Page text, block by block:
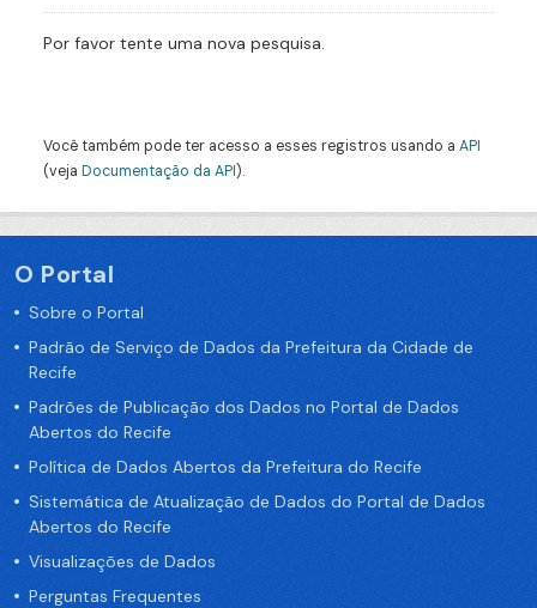
Por favor tente uma nova pesquisa.
Você também pode ter acesso a esses registros usando a API
(veja Documentação da API).
O Portal
Sobre o Portal
Padrão de Serviço de Dados da Prefeitura da Cidade de
Recife
Padrões de Publicação dos Dados no Portal de Dados
Abertos do Recife
Política de Dados Abertos da Prefeitura do Recife
Sistemática de Atualização de Dados do Portal de Dados
Abertos do Recife
Visualizações de Dados
Perguntas Frequentes